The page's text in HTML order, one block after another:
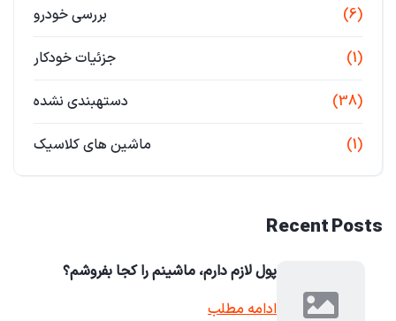
بررسی خودرو (6)
جزئیات خودکار (1)
دستهبندی نشده (38)
ماشین های کلاسیک (1)
Recent Posts
پول لازم دارم، ماشینم را کجا بفروشم؟
ادامه مطلب